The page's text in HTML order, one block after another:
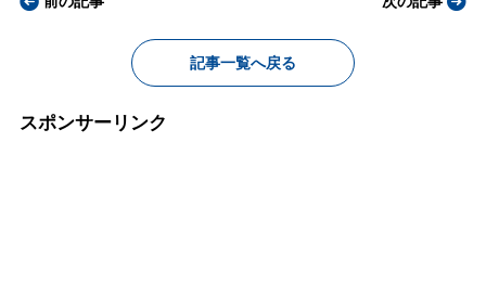
記事一覧へ戻る
スポンサーリンク